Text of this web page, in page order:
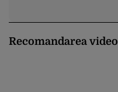
Recomandarea video